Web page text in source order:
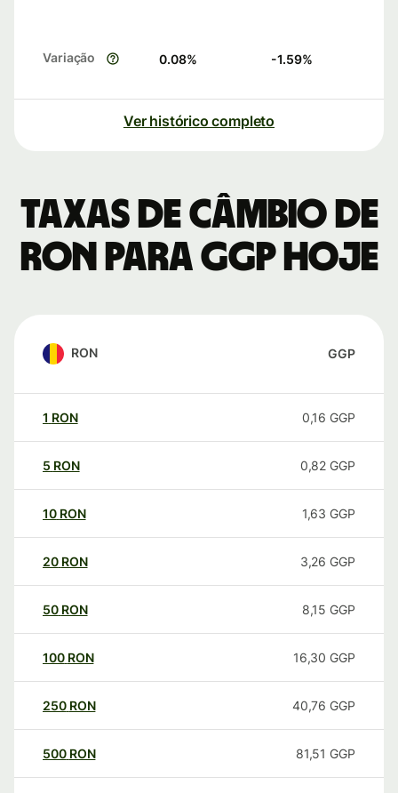
Variação 0.08% -1.59%
Ver histórico completo
Taxas de câmbio de
RON para GGP hoje
RON GGP
1 RON 0,16 GGP
5 RON 0,82 GGP
10 RON 1,63 GGP
20 RON 3,26 GGP
50 RON 8,15 GGP
100 RON 16,30 GGP
250 RON 40,76 GGP
500 RON 81,51 GGP